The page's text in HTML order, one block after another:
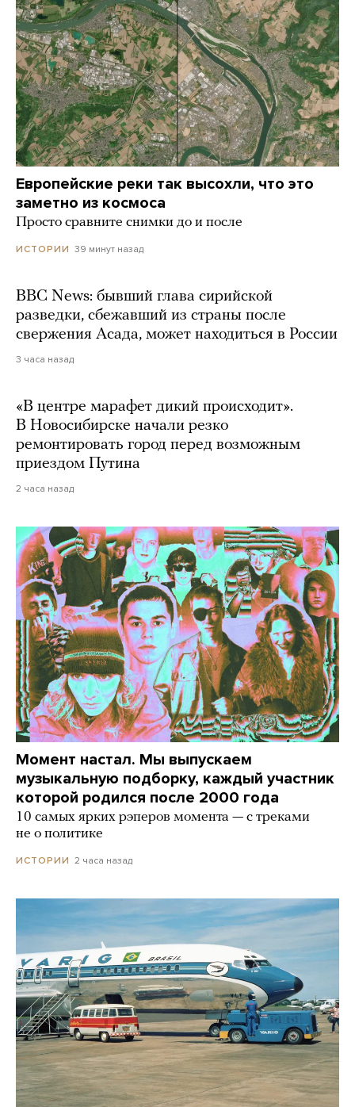
Европейские реки так высохли, что это
заметно из космоса
Просто сравните снимки до и после
ИСТОРИИ 39 минут назад
BBC News: бывший глава сирийской
разведки, сбежавший из страны после
свержения Асада, может находиться в России
3 часа назад
«В центре марафет дикий происходит».
В Новосибирске начали резко
ремонтировать город перед возможным
приездом Путина
2 часа назад
Момент настал. Мы выпускаем
музыкальную подборку, каждый участник
которой родился после 2000 года
10 самых ярких рэперов момента — с треками
не о политике
ИСТОРИИ 2 часа назад